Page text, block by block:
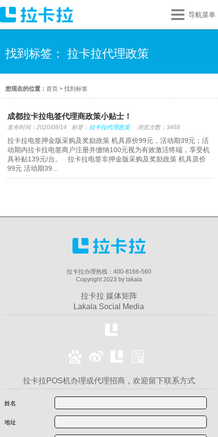
导航菜单
找到标签： 拉卡拉代理政策
您现在的位置：首页 >找到标签
成都拉卡拉电签代理商政策小贴士！
发布时间：2020/08/14 标签： 拉卡拉代理政策 浏览次数：3468
拉卡拉电签押金版采购及奖励政策 机具原价99元，活动期39元；活
动期内拉卡拉电签商户注册并缴纳100元视为有效激活终端，享受机
具补贴139元/台。 拉卡拉电签非押金版采购及奖励政策 机具原价
99元 活动期39...
拉卡拉办理热线：400-8166-560
Copyright 2023 by lakala
拉卡拉 媒体矩阵
Lakala Social Media
拉卡拉POS机办理或代理招商，欢迎留下联系方式
姓名
地址